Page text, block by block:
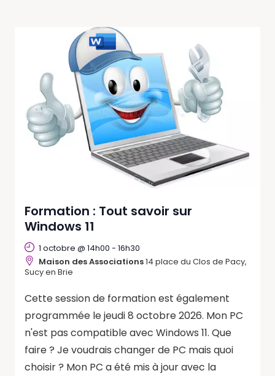
Formation : Tout savoir sur
Windows 11
1 octobre @ 14h00 - 16h30
Maison des Associations14 place du Clos de Pacy,
Sucy en Brie
Cette session de formation est également
programmée le jeudi 8 octobre 2026. Mon PC
n'est pas compatible avec Windows 11. Que
faire ? Je voudrais changer de PC mais quoi
choisir ? Mon PC a été mis à jour avec la